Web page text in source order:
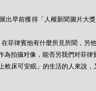
出早前獲得「人權新聞圖片大
菲律賓他有什麼所見所聞，另
為拍攝对像，能否另我們对菲律
軟床可安眠」的生活的人來說，